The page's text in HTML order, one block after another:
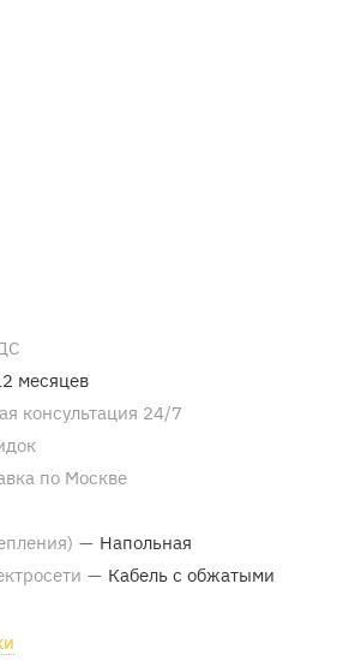
месяцев
консультация 24/7
по Москве
— Напольная
— Кабель с обжатыми